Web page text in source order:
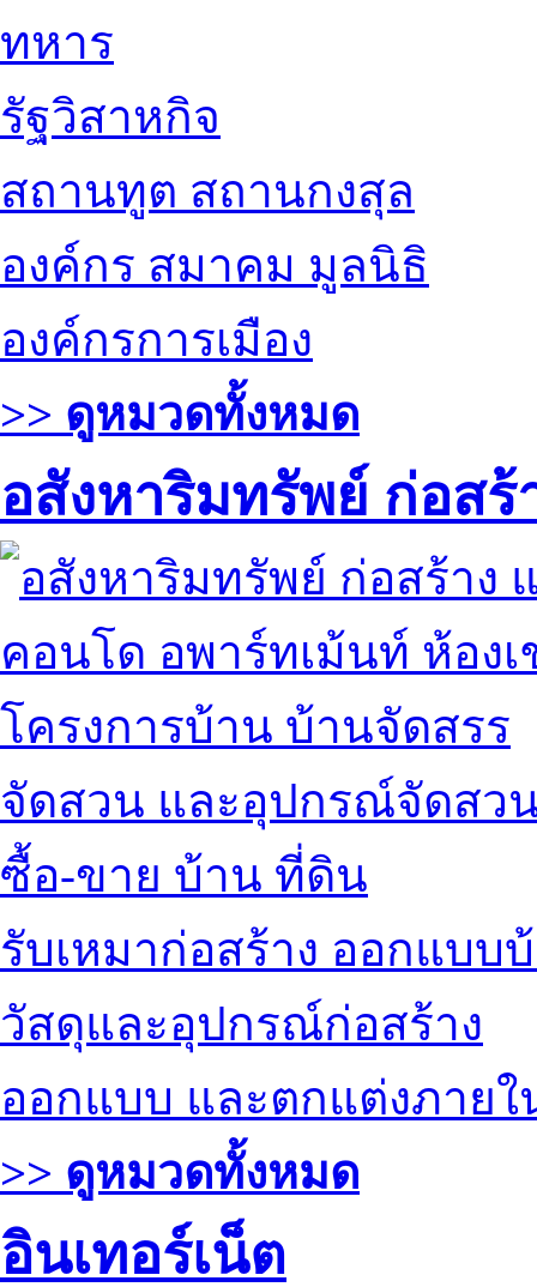
ทหาร
รัฐวิสาหกิจ
สถานทูต สถานกงสุล
องค์กร สมาคม มูลนิธิ
องค์กรการเมือง
>> ดูหมวดทั้งหมด
อสังหาริมทรัพย์ ก่อส
คอนโด อพาร์ทเม้นท์ ห้องเ
โครงการบ้าน บ้านจัดสรร
จัดสวน และอุปกรณ์จัดสว
ซื้อ-ขาย บ้าน ที่ดิน
รับเหมาก่อสร้าง ออกแบบ
วัสดุและอุปกรณ์ก่อสร้าง
ออกแบบ และตกแต่งภายใ
>> ดูหมวดทั้งหมด
อินเทอร์เน็ต